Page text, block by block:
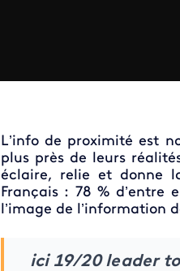
L’info de proximité est
plus près de leurs
éclaire, relie et donne
Français : 78 % d’entre
l’image de l’information
ici 19/20 leader